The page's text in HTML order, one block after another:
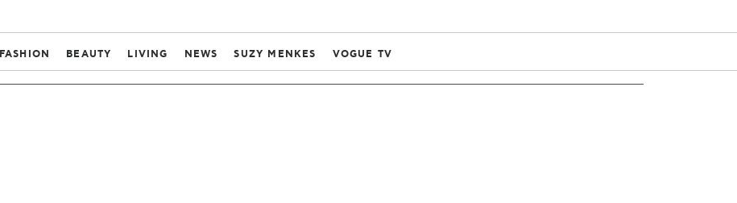
FASHION BEAUTY LIVING NEWS SUZY MENKES VOGUE TV